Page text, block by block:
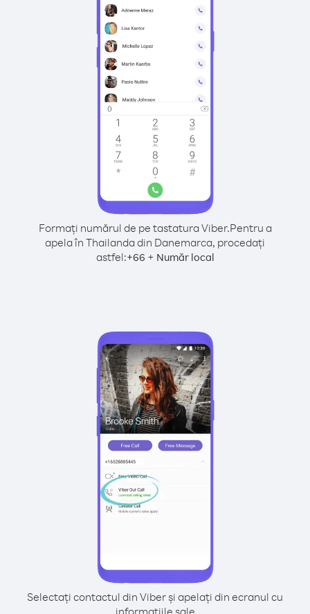
Formați numărul de pe tastatura Viber.Pentru a
apela în Thailanda din Danemarca, procedați
astfel:+66 + Număr local
Selectați contactul din Viber și apelați din ecranul cu
informațiile sale